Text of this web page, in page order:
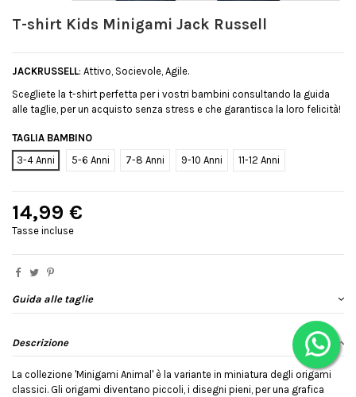
T-shirt Kids Minigami Jack Russell
JACKRUSSELL: Attivo, Socievole, Agile.
Scegliete la t-shirt perfetta per i vostri bambini consultando la guida
alle taglie, per un acquisto senza stress e che garantisca la loro felicità!
TAGLIA BAMBINO
3-4 Anni
5-6 Anni 7-8 Anni 9-10 Anni 11-12 Anni
14,99 €
Tasse incluse
Guida alle taglie
Descrizione
La collezione 'Minigami Animal' è la variante in miniatura degli origami
classici. Gli origami diventano piccoli, i disegni pieni, per una grafica